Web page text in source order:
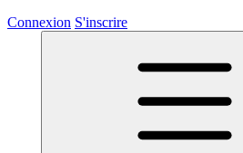
Connexion S'inscrire